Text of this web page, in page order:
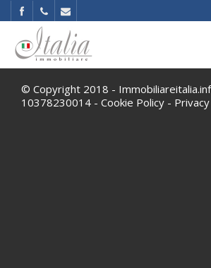
© Copyright 2018 -
10378230014 - Cookie Policy -